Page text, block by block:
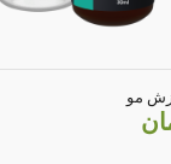
4.00
مو